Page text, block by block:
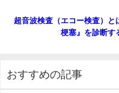
超音波検査（エコー検査）と
梗塞』を診断す
おすすめの記事